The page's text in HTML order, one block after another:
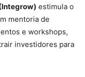
estimula o
mentoria de
e workshops,
investidores para